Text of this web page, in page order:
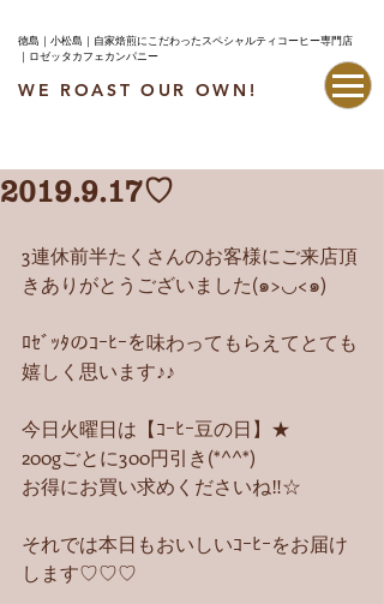
WE ROAST OUR OWN!
徳島｜小松島｜自家焙煎にこだわったスペシャルティコーヒー専門店
｜ロゼッタカフェカンパニー
2019.9.17♡
3連休前半たくさんのお客様にご来店頂
きありがとうございました(๑>◡<๑)
ﾛｾﾞｯﾀのｺｰﾋｰを味わってもらえてとても
嬉しく思います♪♪
今日火曜日は【ｺｰﾋｰ豆の日】★
200gごとに300円引き(*^^*)
お得にお買い求めくださいね‼︎☆
それでは本日もおいしいｺｰﾋｰをお届け
します♡♡♡